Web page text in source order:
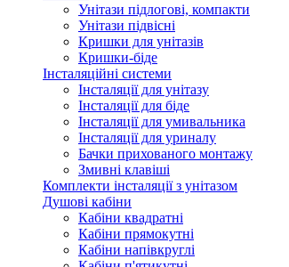
Унітази підлогові, компакти
Унітази підвісні
Кришки для унітазів
Кришки-біде
Інсталяційні системи
Інсталяції для унітазу
Інсталяції для біде
Інсталяції для умивальника
Інсталяції для уриналу
Бачки прихованого монтажу
Змивні клавіші
Комплекти інсталяції з унітазом
Душові кабіни
Кабіни квадратні
Кабіни прямокутні
Кабіни напівкруглі